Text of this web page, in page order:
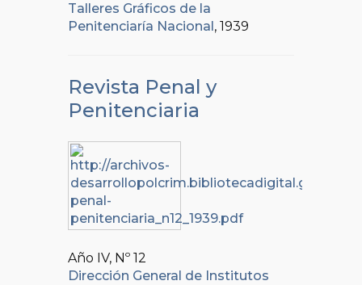
Talleres Gráficos de la
Penitenciaría Nacional , 1939
Revista Penal y
Penitenciaria
Año IV, Nº 12
Dirección General de Institutos